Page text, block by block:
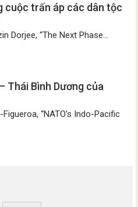
cuộc trấn áp các dân tộc
Dorjee, “The Next Phase...
Thái Bình Dương của
“NATO’s Indo-Pacific